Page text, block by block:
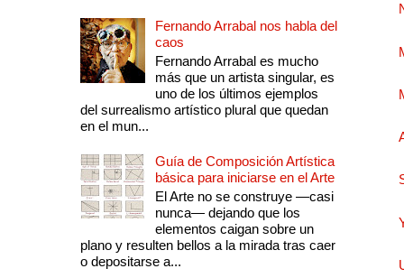
Fernando Arrabal nos habla del
caos
Fernando Arrabal es mucho
más que un artista singular, es
uno de los últimos ejemplos
del surrealismo artístico plural que quedan
en el mun...
Guía de Composición Artística
básica para iniciarse en el Arte
El Arte no se construye —casi
nunca— dejando que los
elementos caigan sobre un
plano y resulten bellos a la mirada tras caer
o depositarse a...